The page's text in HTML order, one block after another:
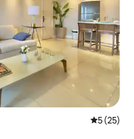
5 (25)